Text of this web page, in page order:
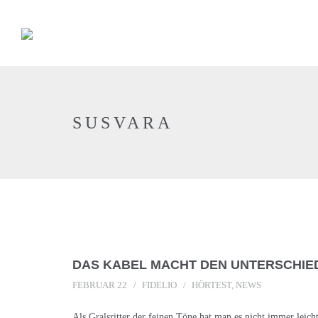
SUSVARA
DAS KABEL MACHT DEN
FEBRUAR 22 FIDELIO HÖRTEST, NEWS